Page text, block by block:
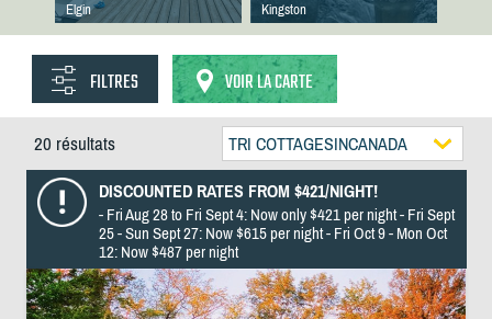
Elgin Kingston
FILTRES VOIR LA CARTE
20 résultats TRI COTTAGESINCANADA
DISCOUNTED RATES FROM $421/NIGHT!
- Fri Aug 28 to Fri Sept 4: Now only $421 per night - Fri Sept
25 - Sun Sept 27: Now $615 per night - Fri Oct 9 - Mon Oct
12: Now $487 per night